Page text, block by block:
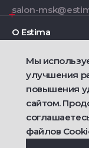
salon-
О Estima
Дизайнерам
Фирменные
2021 — 2026 ©
Политика
Мы
улучшения
повышения
сайтом.
файлов